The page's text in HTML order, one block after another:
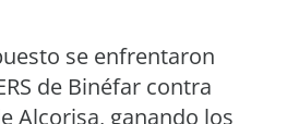
se enfrentaron
de Binéfar contra
Alcorisa, ganando los